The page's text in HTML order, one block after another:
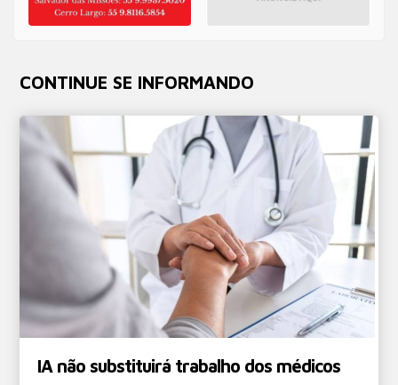
CONTINUE SE INFORMANDO
IA não substituirá trabalho dos médicos